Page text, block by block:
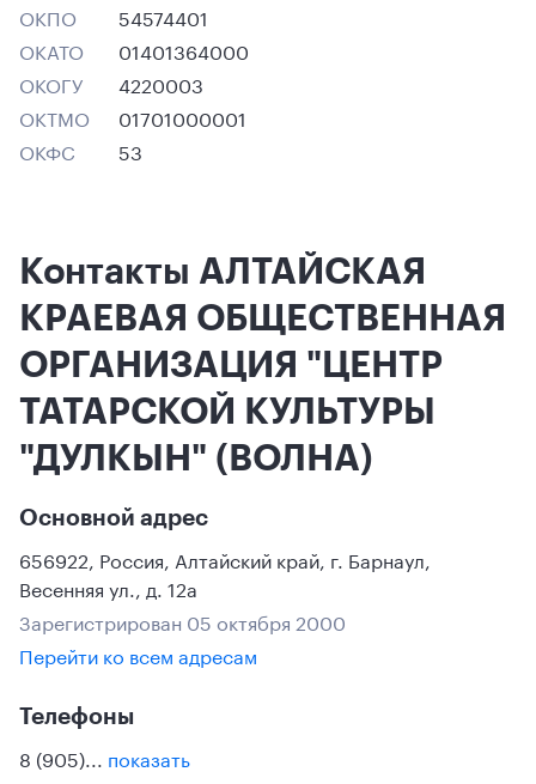
ОКПО
54574401
ОКАТО
01401364000
ОКОГУ
4220003
ОКТМО
01701000001
ОКФС
53
Контакты АЛТАЙСКАЯ
КРАЕВАЯ ОБЩЕСТВЕННАЯ
ОРГАНИЗАЦИЯ "ЦЕНТР
ТАТАРСКОЙ КУЛЬТУРЫ
"ДУЛКЫН" (ВОЛНА)
Основной адрес
656922, Россия, Алтайский край, г. Барнаул,
Весенняя ул., д. 12а
Зарегистрирован 05 октября 2000
Перейти ко всем адресам
Телефоны
8 (905)... показать